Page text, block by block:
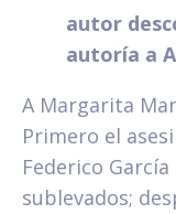
autor
autoría a
A Margarita
Primero el
Federico
sublevados;